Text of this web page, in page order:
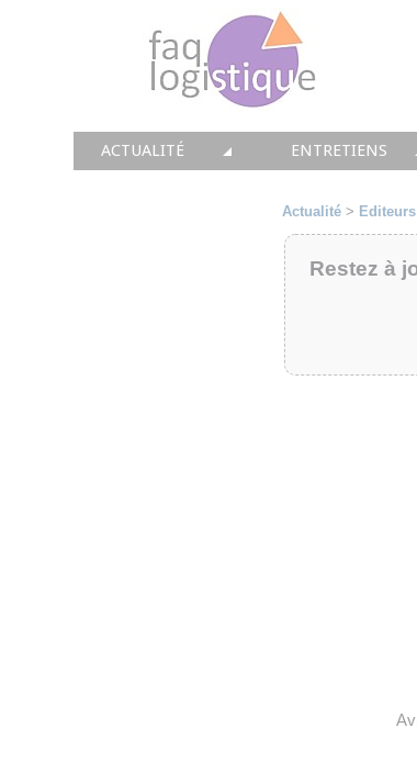
ACTUALITÉ ENTRETIENS
Actualité > Editeurs
Restez à